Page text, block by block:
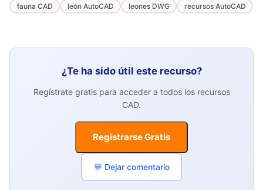
fauna CAD
león AutoCAD leones DWG recursos AutoCAD
¿Te ha sido útil este recurso?
Regístrate gratis para acceder a todos los recursos
CAD.
Registrarse Gratis
💬 Dejar comentario